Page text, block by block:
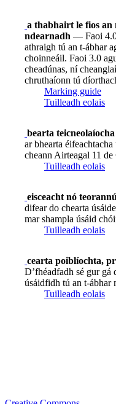
a thabhairt le fios
ndearnadh — Faoi
athraigh tú an t-ábhar
choinneáil. Faoi 3.0
cheadúnas, ní
chruthaíonn tú
Marking guide
Tuilleadh eolais
bearta teicneolaíocha
ar bhearta
cheann Airteagal 11
Tuilleadh eolais
eisceacht nó teorannú
difear do chearta
mar shampla úsáid
Tuilleadh eolais
cearta poiblíochta,
D’fhéadfadh sé gur gá
úsáidfidh tú an t-ábhar
Tuilleadh eolais